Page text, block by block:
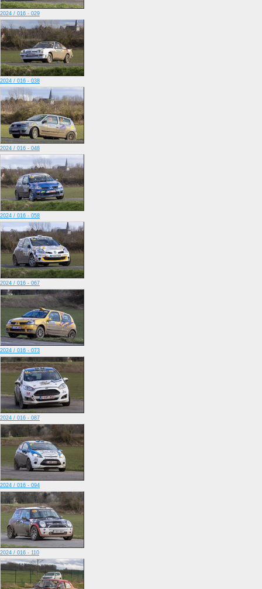
2024 / 016 - 029
2024 / 016 - 038
2024 / 016 - 048
2024 / 016 - 058
2024 / 016 - 067
2024 / 016 - 073
2024 / 016 - 087
2024 / 016 - 094
2024 / 016 - 110